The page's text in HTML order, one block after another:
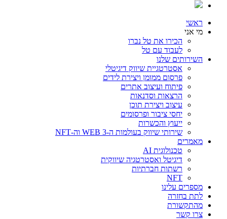
ראשי
מי אני
הכירו את טל נברו
לעבוד עם טל
השירותים שלנו
אסטרטגיית שיווק דיגיטלי
פרסום ממומן ויצירת לידים
פיתוח ועיצוב אתרים
הרצאות וסדנאות
עיצוב ויצירת תוכן
יחסי ציבור ופרסומים
ייעוץ והכשרות
שירותי שיווק בעולמות ה-WEB 3 וה-NFT
מאמרים
טכנולוגית AI
דיגיטל ואסטרטגיה שיווקית
רשתות חברתיות
NFT
מספרים עלינו
לתת בחזרה
מהתקשורת
צרו קשר